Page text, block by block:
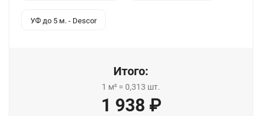
УФ до 5 м. - Descor
Итого:
1 м² = 0,313 шт.
1 938 ₽